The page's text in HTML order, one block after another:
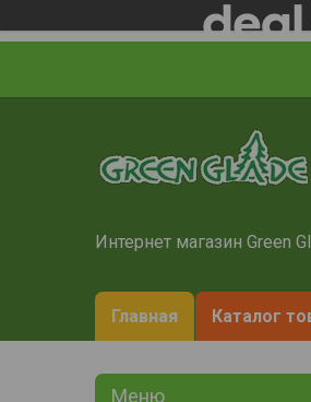
Интернет магазин Green
Главная Каталог